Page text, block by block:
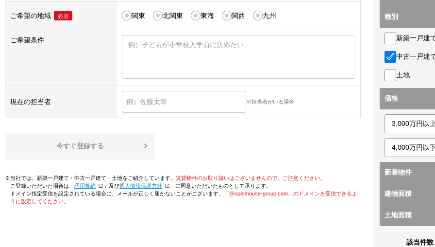
ご希望の地域 必須 関東 北関東 東海 関西 九州
ご希望条件
現在の担当者 ※担当者がいる場合
今すぐ登録する
※当社では、新築一戸建て・中古一戸建て・土地をご紹介しています。 賃貸物件のお取り扱いはございませんので、ご注意ください。
ご登録いただいた場合は、「利用規約 」及び「個人情報保護方針
」に同意いただいたものとして承ります。
ドメイン指定受信を設定されている場合に、メールが正しく届かないことがございます。
「@openhouse-group.com」のドメインを受信できるよ
うに設定してください。
種別
新築一戸建
中古一戸建
土地
価格
新着物件
建物面積
土地面積
該当件数